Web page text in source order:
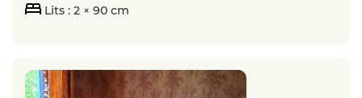
Lits : 2 × 90 cm